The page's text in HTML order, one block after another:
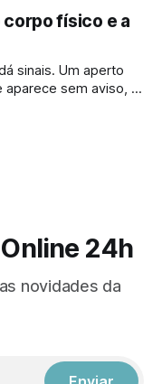
online parece um
essa percepção,
físico e a
sinais. Um aperto
sem aviso, o
isolados, mas
24h
novidades da